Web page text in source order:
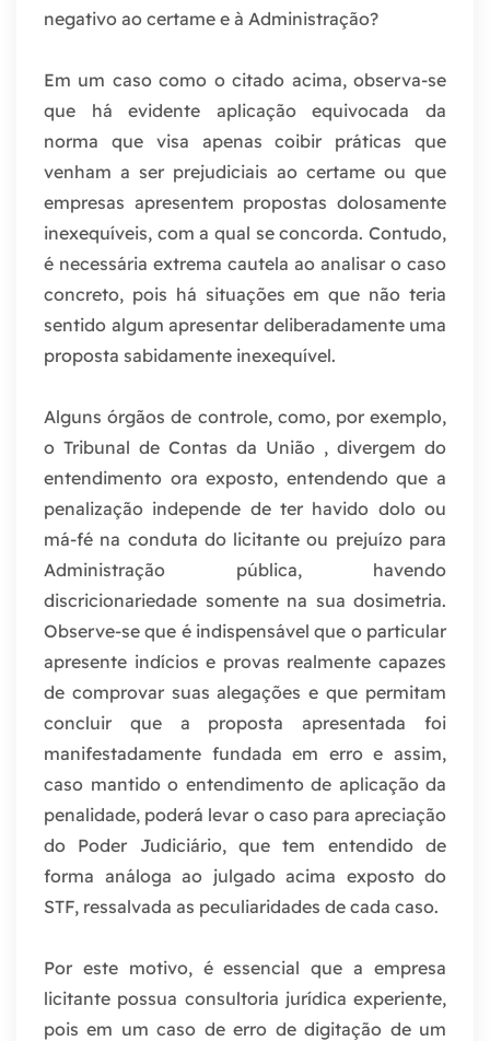
negativo ao certame e à Administração?
Em um caso como o citado acima, observa-se
que há evidente aplicação equivocada da
norma que visa apenas coibir práticas que
venham a ser prejudiciais ao certame ou que
empresas apresentem propostas dolosamente
inexequíveis, com a qual se concorda. Contudo,
é necessária extrema cautela ao analisar o caso
concreto, pois há situações em que não teria
sentido algum apresentar deliberadamente uma
proposta sabidamente inexequível.
Alguns órgãos de controle, como, por exemplo,
o Tribunal de Contas da União , divergem do
entendimento ora exposto, entendendo que a
penalização independe de ter havido dolo ou
má-fé na conduta do licitante ou prejuízo para
Administração pública, havendo
discricionariedade somente na sua dosimetria.
Observe-se que é indispensável que o particular
apresente indícios e provas realmente capazes
de comprovar suas alegações e que permitam
concluir que a proposta apresentada foi
manifestadamente fundada em erro e assim,
caso mantido o entendimento de aplicação da
penalidade, poderá levar o caso para apreciação
do Poder Judiciário, que tem entendido de
forma análoga ao julgado acima exposto do
STF, ressalvada as peculiaridades de cada caso.
Por este motivo, é essencial que a empresa
licitante possua consultoria jurídica experiente,
pois em um caso de erro de digitação de um